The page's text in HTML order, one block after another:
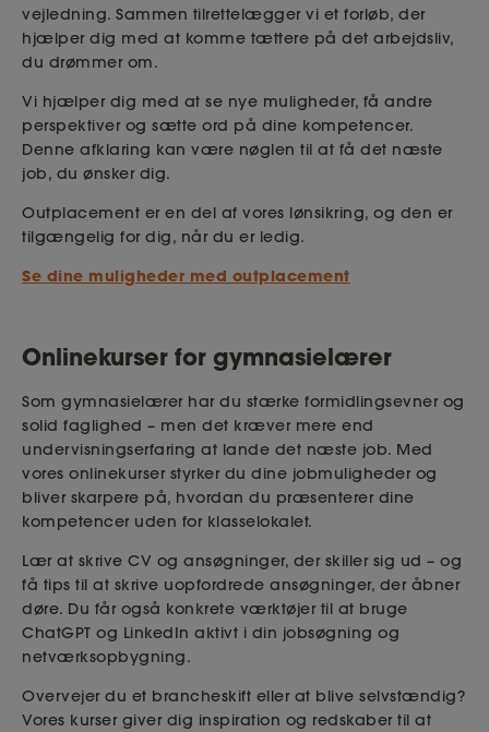
vejledning. Sammen tilrettelægger vi et forløb, der
hjælper dig med at komme tættere på det arbejdsliv,
du drømmer om.
Vi hjælper dig med at se nye muligheder, få andre
perspektiver og sætte ord på dine kompetencer.
Denne afklaring kan være nøglen til at få det næste
job, du ønsker dig.
Outplacement er en del af vores lønsikring, og den er
tilgængelig for dig, når du er ledig.
Se dine muligheder med outplacement
Onlinekurser for gymnasielærer
Som gymnasielærer har du stærke formidlingsevner og
solid faglighed – men det kræver mere end
undervisningserfaring at lande det næste job. Med
vores onlinekurser styrker du dine jobmuligheder og
bliver skarpere på, hvordan du præsenterer dine
kompetencer uden for klasselokalet.
Lær at skrive CV og ansøgninger, der skiller sig ud – og
få tips til at skrive uopfordrede ansøgninger, der åbner
døre. Du får også konkrete værktøjer til at bruge
ChatGPT og LinkedIn aktivt i din jobsøgning og
netværksopbygning.
Overvejer du et brancheskift eller at blive selvstændig?
Vores kurser giver dig inspiration og redskaber til at